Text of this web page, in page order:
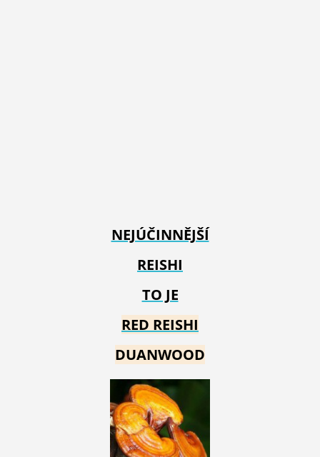
NEJÚČINNĚJŠÍ
REISHI
TO JE
RED REISHI
DUANWOOD